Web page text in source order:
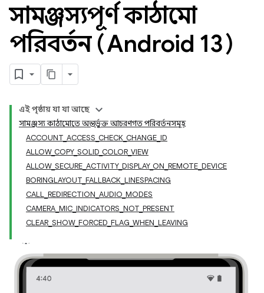
সামঞ্জস্যপূর্ণ কাঠামো
পরিবর্তন (Android 13)
এই পৃষ্ঠায় যা যা আছে
সামঞ্জস্য কাঠামোতে অন্তর্ভুক্ত আচরণগত পরিবর্তনসমূহ
ACCOUNT_ACCESS_CHECK_CHANGE_ID
ALLOW_COPY_SOLID_COLOR_VIEW
ALLOW_SECURE_ACTIVITY_DISPLAY_ON_REMOTE_DEVICE
BORINGLAYOUT_FALLBACK_LINESPACING
CALL_REDIRECTION_AUDIO_MODES
CAMERA_MIC_INDICATORS_NOT_PRESENT
CLEAR_SHOW_FORCED_FLAG_WHEN_LEAVING